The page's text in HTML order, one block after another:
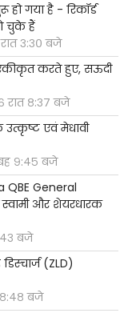
गया है - रिकॉर्ड
चुके हैं
३:३० बजे
करते हुए, सऊदी
रात ८:३७ बजे
एवं मेधावी
९:४५ बजे
QBE General
और शेयरधारक
बजे
(ZLD)
बजे